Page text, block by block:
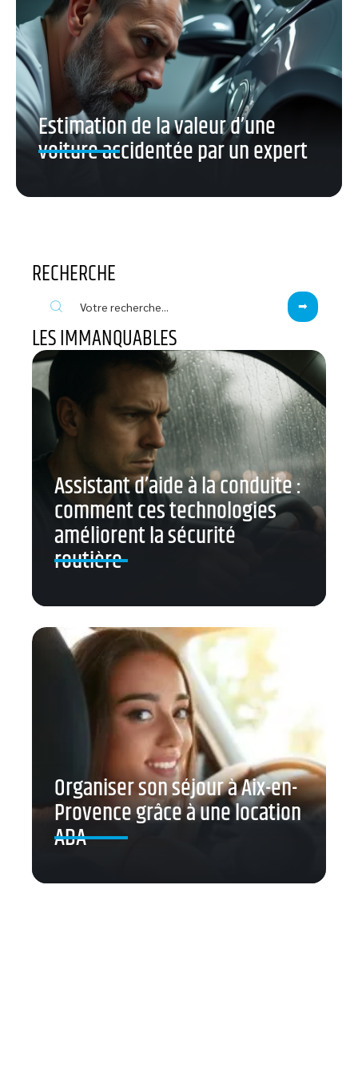
Estimation de la valeur d’une
voiture accidentée par un expert
RECHERCHE
LES IMMANQUABLES
Assistant d’aide à la conduite :
comment ces technologies
améliorent la sécurité
routière
Organiser son séjour à Aix-en-
Provence grâce à une location
ADA